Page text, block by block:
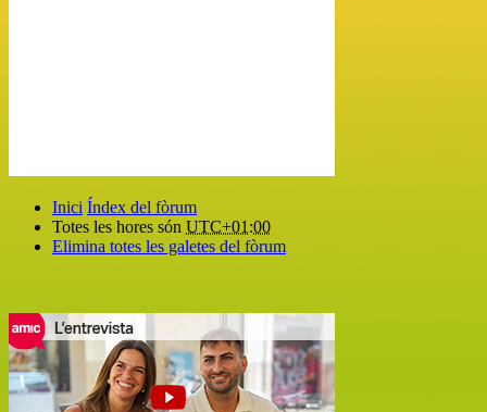
Inici Índex del fòrum
Totes les hores són UTC+01:00
Elimina totes les galetes del fòrum